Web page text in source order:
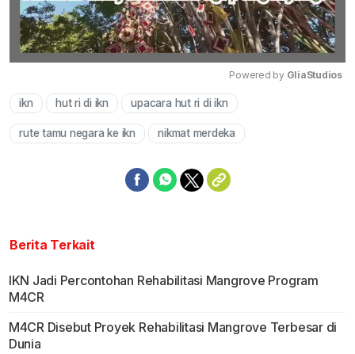
Powered by GliaStudios
ikn hut ri di ikn upacara hut ri di ikn
rute tamu negara ke ikn nikmat merdeka
Berita Terkait
IKN Jadi Percontohan Rehabilitasi Mangrove Program
M4CR
M4CR Disebut Proyek Rehabilitasi Mangrove Terbesar di
Dunia